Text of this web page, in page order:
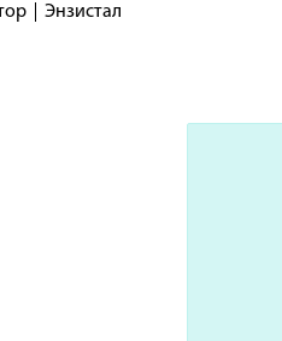
Энзистал